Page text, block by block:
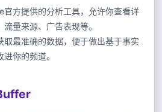
官方提供的分析工具，允许你查看详
量来源、广告表现等。
取最准确的数据，便于做出基于事实
你的频道。